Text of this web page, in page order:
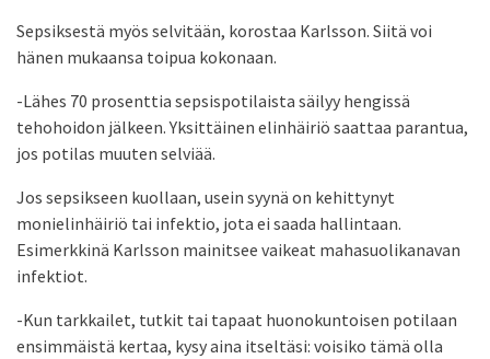
Sepsiksestä myös selvitään, korostaa Karlsson. Siitä voi
hänen mukaansa toipua kokonaan.
-Lähes 70 prosenttia sepsispotilaista säilyy hengissä
tehohoidon jälkeen. Yksittäinen elinhäiriö saattaa parantua,
jos potilas muuten selviää.
Jos sepsikseen kuollaan, usein syynä on kehittynyt
monielinhäiriö tai infektio, jota ei saada hallintaan.
Esimerkkinä Karlsson mainitsee vaikeat mahasuolikanavan
infektiot.
-Kun tarkkailet, tutkit tai tapaat huonokuntoisen potilaan
ensimmäistä kertaa, kysy aina itseltäsi: voisiko tämä olla